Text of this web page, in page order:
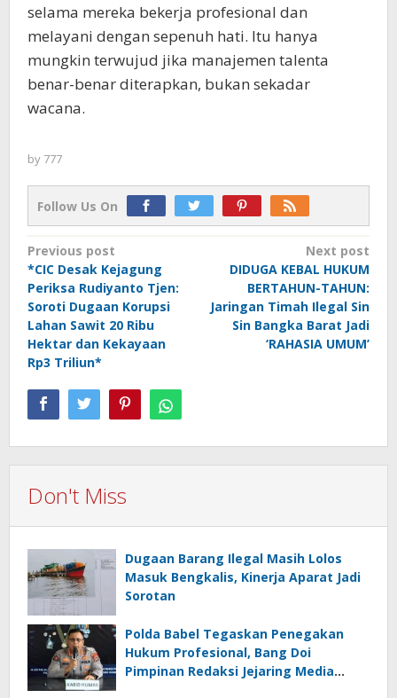
selama mereka bekerja profesional dan
melayani dengan sepenuh hati. Itu hanya
mungkin terwujud jika manajemen talenta
benar-benar diterapkan, bukan sekadar
wacana.
by 777
Follow Us On
Post
navigation
Previous post
*CIC Desak Kejagung
Periksa Rudiyanto Tjen:
Soroti Dugaan Korupsi
Lahan Sawit 20 Ribu
Hektar dan Kekayaan
Rp3 Triliun*
Next post
DIDUGA KEBAL HUKUM
BERTAHUN-TAHUN:
Jaringan Timah Ilegal Sin
Sin Bangka Barat Jadi
‘RAHASIA UMUM’
Don't Miss
Dugaan Barang Ilegal Masih Lolos
Masuk Bengkalis, Kinerja Aparat Jadi
Sorotan
Polda Babel Tegaskan Penegakan
Hukum Profesional, Bang Doi
Pimpinan Redaksi Jejaring Media